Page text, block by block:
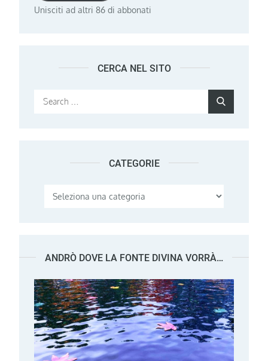
Unisciti ad altri 86 di abbonati
CERCA NEL SITO
Search
CATEGORIE
Categorie
ANDRÒ DOVE LA FONTE DIVINA VORRÀ…